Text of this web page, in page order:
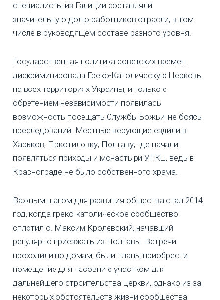
специалисты из Галиции составляли
значительную долю работников отрасли, в том
числе в руководящем составе разного уровня.
Государственная политика советских времен
дискриминировала Греко-Католическую Церковь
на всех территориях Украины, и только с
обретением независимости появилась
возможность посещать Службы Божьи, не боясь
преследований. Местные верующие ездили в
Харьков, Покотиловку, Полтаву, где начали
появляться приходы и монастыри УГКЦ, ведь в
Краснограде не было собственного храма.
Важным шагом для развития общества стал 2014
год, когда греко-католическое сообщество
сплотил о. Максим Кролевский, начавший
регулярно приезжать из Полтавы. Встречи
проходили по домам, были планы приобрести
помещение для часовни с участком для
дальнейшего строительства церкви, однако из-за
некоторых обстоятельств жизни сообщества